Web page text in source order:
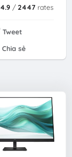
4.9 /2447 rates
Tweet
Chia sẻ